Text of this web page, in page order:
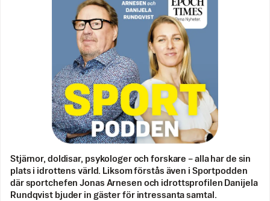
Stjärnor, doldisar, psykologer och forskare – alla har de sin
plats i idrottens värld. Liksom förstås även i Sportpodden
där sportchefen Jonas Arnesen och idrottsprofilen Danijela
Rundqvist bjuder in gäster för intressanta samtal.